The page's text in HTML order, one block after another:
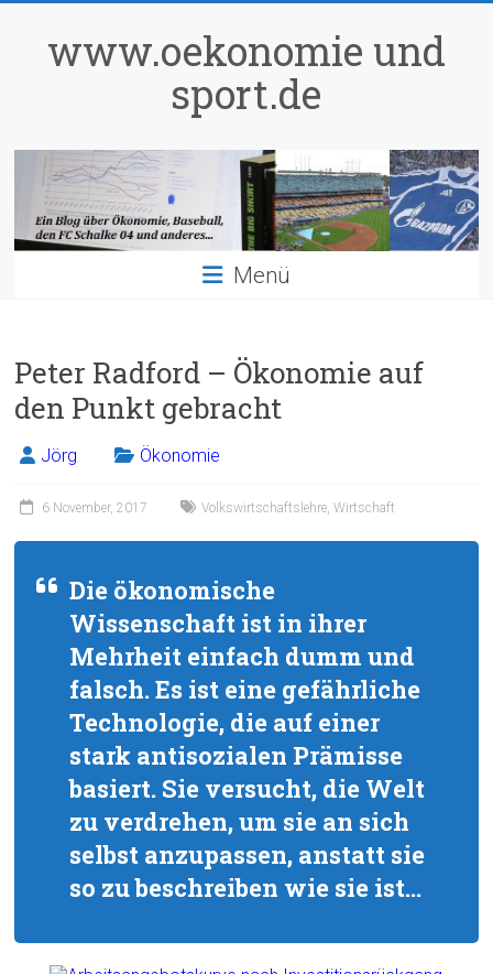
springenwww.oekonomie und
sport.de
Menü
Peter Radford – Ökonomie auf
den Punkt gebracht
Jörg Ökonomie
6 November, 2017 Volkswirtschaftslehre,Wirtschaft
Die ökonomische
Wissenschaft ist in ihrer
Mehrheit einfach dumm und
falsch. Es ist eine gefährliche
Technologie, die auf einer
stark antisozialen Prämisse
basiert. Sie versucht, die Welt
zu verdrehen, um sie an sich
selbst anzupassen, anstatt sie
so zu beschreiben wie sie ist…